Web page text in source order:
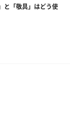
と「敬具」はどう使